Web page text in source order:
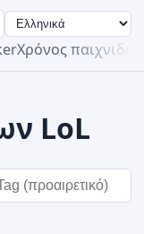
Χρόνος
LoL